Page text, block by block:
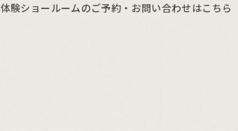
体験ショールームのご予約・お問い合わせはこちら